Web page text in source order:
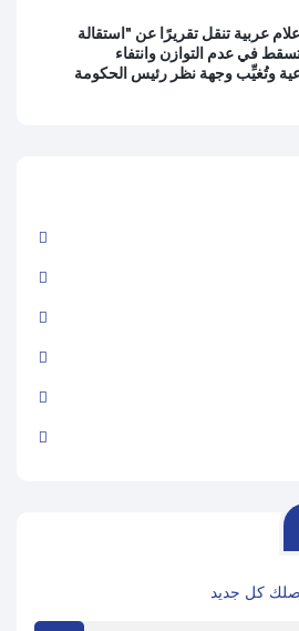
عربية تنقل تقريرًا عن "استقالة
في عدم التوازن وانتفاء
وتُغيِّب وجهة نظر رئيس الحكومة
كل جديد